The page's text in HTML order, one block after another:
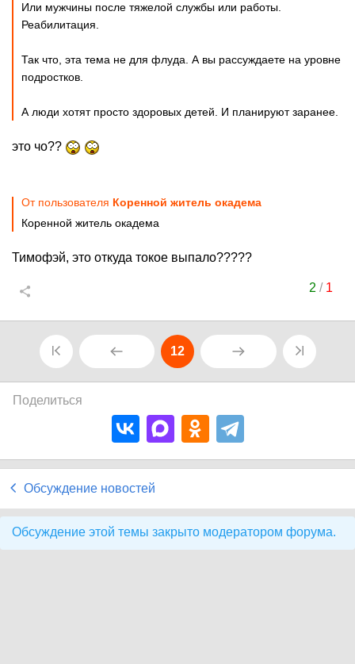
Или мужчины после тяжелой службы или работы.
Реабилитация.
Так что, эта тема не для флуда. А вы рассуждаете на уровне
подростков.
А люди хотят просто здоровых детей. И планируют заранее.
это чо??
От пользователя Коренной житель окадема
Коренной житель окадема
Тимофэй, это откуда токое выпало?????
2 / 1
12
Поделиться
Обсуждение новостей
Обсуждение этой темы закрыто модератором форума.